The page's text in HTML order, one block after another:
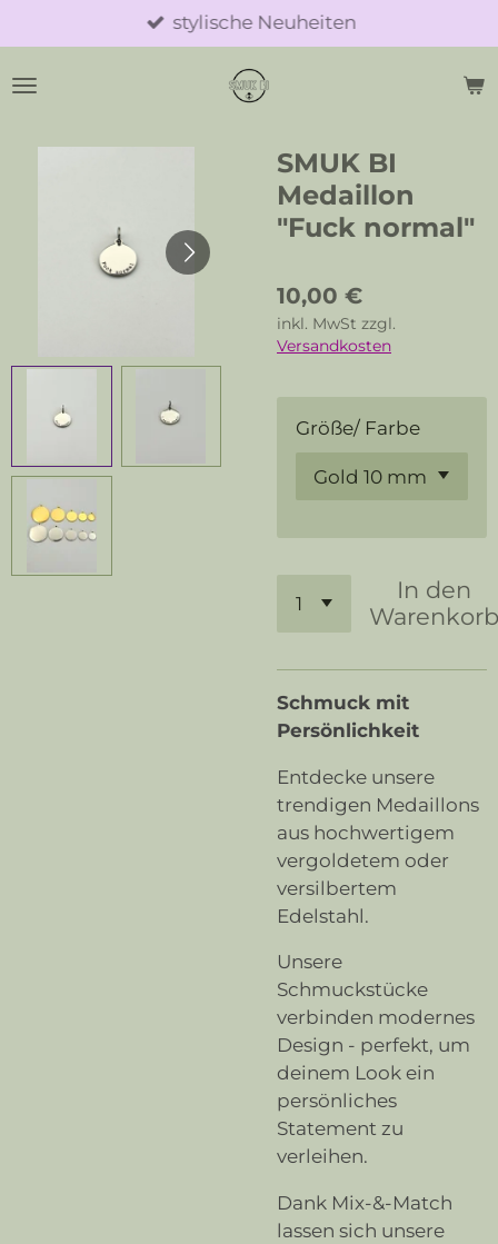
Hauptinhalt
springen
stylische Neuheiten
SMUK BI
Medaillon
"Fuck normal"
10,00 €
inkl. MwSt zzgl.
Versandkosten
Größe/ Farbe
In den
Schmuck mit
Persönlichkeit
Entdecke unsere
trendigen Medaillons
aus hochwertigem
vergoldetem oder
versilbertem
Edelstahl.
Unsere
Schmuckstücke
verbinden modernes
Design - perfekt, um
deinem Look ein
persönliches
Statement zu
verleihen.
Dank Mix-&-Match
lassen sich unsere